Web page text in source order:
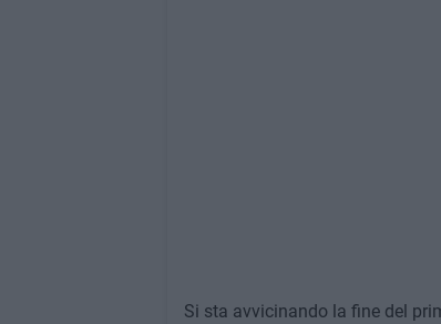
Si sta avvicinando la fine del